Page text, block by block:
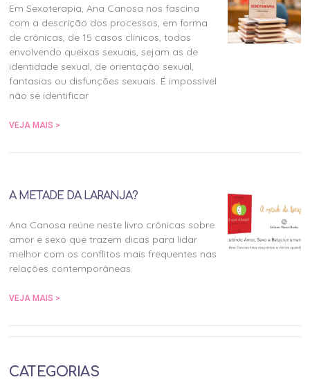
Em Sexoterapia, Ana Canosa nos fascina
com a descrição dos processos, em forma
de crônicas, de 15 casos clínicos, todos
envolvendo queixas sexuais, sejam as de
identidade sexual, de orientação sexual,
fantasias ou disfunções sexuais. É impossível
não se identificar
VEJA MAIS >
A METADE DA LARANJA?
Ana Canosa reúne neste livro crônicas sobre
amor e sexo que trazem dicas para lidar
melhor com os conflitos mais frequentes nas
relações contemporâneas.
VEJA MAIS >
CATEGORIAS